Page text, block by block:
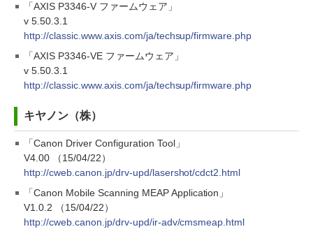
「AXIS P3346-V ファームウェア」
v 5.50.3.1
http://classic.www.axis.com/ja/techsup/firmware.php
「AXIS P3346-VE ファームウェア」
v 5.50.3.1
http://classic.www.axis.com/ja/techsup/firmware.php
キヤノン（株）
「Canon Driver Configuration Tool」
V4.00 （15/04/22）
http://cweb.canon.jp/drv-upd/lasershot/cdct2.html
「Canon Mobile Scanning MEAP Application」
V1.0.2 （15/04/22）
http://cweb.canon.jp/drv-upd/ir-adv/cmsmeap.html